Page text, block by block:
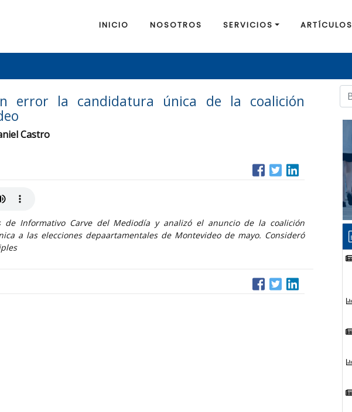
INICIO NOSOTROS SERVICIOS ARTÍCULOS
error la candidatura única de la coalición
Castro
de Informativo Carve del Mediodía y analizó el anuncio de la coalición
a las elecciones depaartamentales de Montevideo de mayo. Consideró